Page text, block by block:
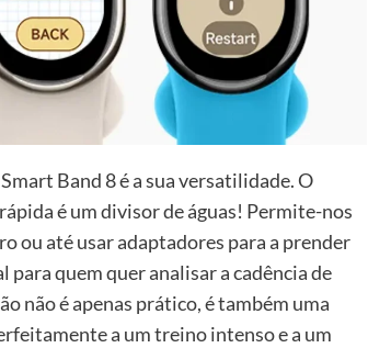
Band 8 é a sua versatilidade. O
é um divisor de águas! Permite-nos
ou até usar adaptadores para a prender
para quem quer analisar a cadência de
não é apenas prático, é também uma
a um treino intenso e a um